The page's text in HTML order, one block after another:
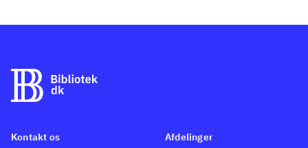
Kontakt os
Afdelinger